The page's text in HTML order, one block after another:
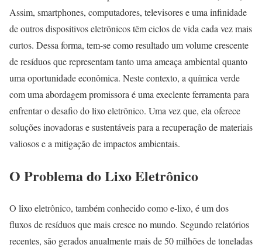
Assim, smartphones, computadores, televisores e uma infinidade
de outros dispositivos eletrônicos têm ciclos de vida cada vez mais
curtos. Dessa forma, tem-se como resultado um volume crescente
de resíduos que representam tanto uma ameaça ambiental quanto
uma oportunidade econômica. Neste contexto, a química verde
com uma abordagem promissora é uma execlente ferramenta para
enfrentar o desafio do lixo eletrônico. Uma vez que, ela oferece
soluções inovadoras e sustentáveis para a recuperação de materiais
valiosos e a mitigação de impactos ambientais.
O Problema do Lixo Eletrônico
O lixo eletrônico, também conhecido como e-lixo, é um dos
fluxos de resíduos que mais cresce no mundo. Segundo relatórios
recentes, são gerados anualmente mais de 50 milhões de toneladas